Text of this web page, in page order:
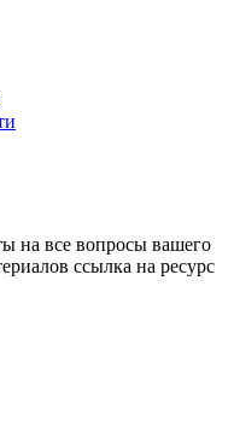
на все вопросы вашего
ссылка на ресурс